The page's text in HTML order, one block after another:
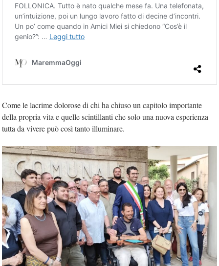
Come le lacrime dolorose di chi ha chiuso un capitolo importante
della propria vita e quelle scintillanti che solo una nuova esperienza
tutta da vivere può così tanto illuminare.